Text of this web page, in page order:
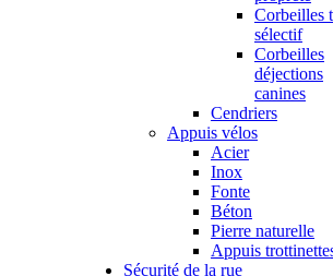
Corbeilles
sélectif
Corbeilles
déjections
canines
Cendriers
Appuis vélos
Acier
Inox
Fonte
Béton
Pierre naturelle
Appuis
Sécurité de la rue